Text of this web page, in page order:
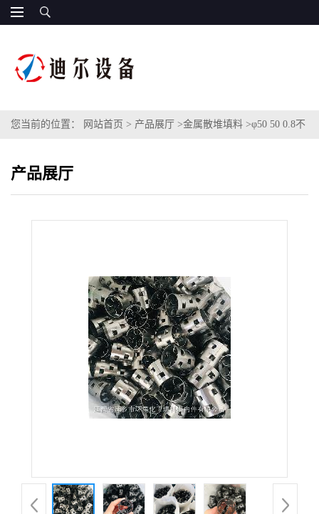
您当前的位置： 网站首页 > 产品展厅 >金属散堆填料 >φ50 50 0.8不
产品展厅